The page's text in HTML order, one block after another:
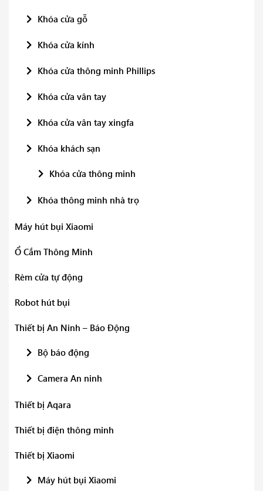
Khóa cửa gỗ
Khóa cửa kính
Khóa cửa thông minh Phillips
Khóa cửa vân tay
Khóa cửa vân tay xingfa
Khóa khách sạn
Khóa cửa thông minh
Khóa thông minh nhà trọ
Máy hút bụi Xiaomi
Ổ Cắm Thông Minh
Rèm cửa tự động
Robot hút bụi
Thiết bị An Ninh – Báo Động
Bộ báo động
Camera An ninh
Thiết bị Aqara
Thiết bị điện thông minh
Thiết bị Xiaomi
Máy hút bụi Xiaomi